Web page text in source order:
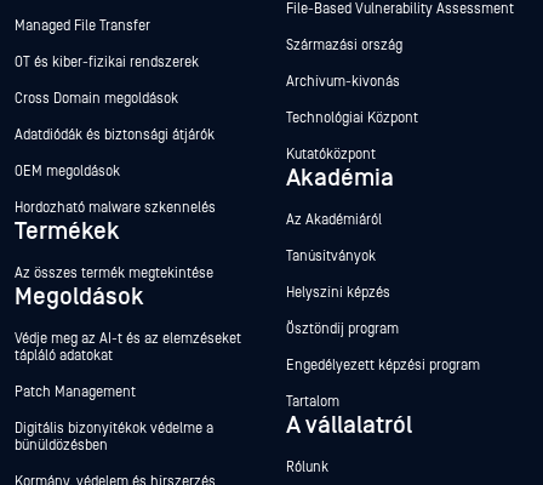
Managed File Transfer
OT és kiber-fizikai rendszerek
Cross Domain megoldások
Adatdiódák és biztonsági átjárók
OEM megoldások
Hordozható malware szkennelés
Termékek
Az összes termék megtekintése
Megoldások
Védje meg az AI-t és az elemzéseket
tápláló adatokat
Patch Management
Digitális bizonyítékok védelme a
bűnüldözésben
File-Based Vulnerability Assessment
Származási ország
Archívum-kivonás
Technológiai Központ
Kutatóközpont
Akadémia
Az Akadémiáról
Tanúsítványok
Helyszíni képzés
Ösztöndíj program
Engedélyezett képzési program
Tartalom
A vállalatról
Rólunk